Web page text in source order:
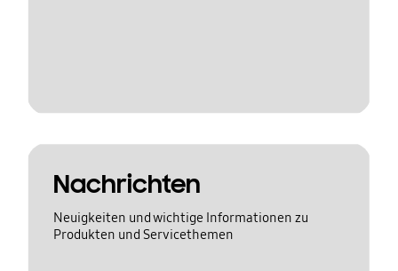
Nachrichten
Neuigkeiten und wichtige Informationen zu
Produkten und Servicethemen